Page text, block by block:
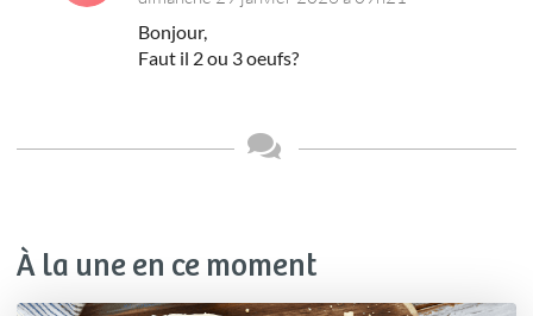
Bonjour,
Faut il 2 ou 3 oeufs?
À la une en ce moment